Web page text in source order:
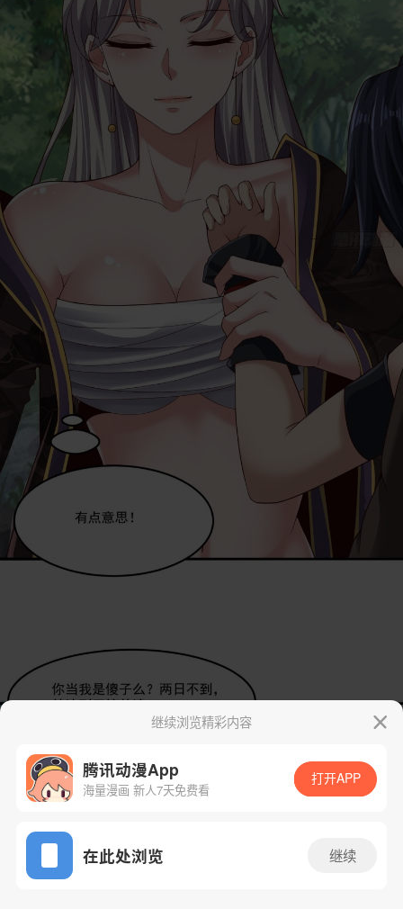
App免费看
继续浏览精彩内容
腾讯动漫App
海量漫画 新人7天免费看
打开APP
在此处浏览 继续